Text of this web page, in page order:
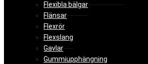
Flexibla bälgar
Flänsar
Flexrör
Flexslang
Gavlar
Gummiupphängning